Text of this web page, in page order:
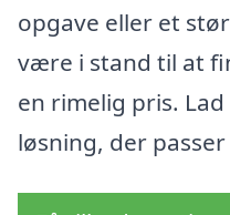
opgave eller et
være i stand til at
en rimelig pris.
løsning, der